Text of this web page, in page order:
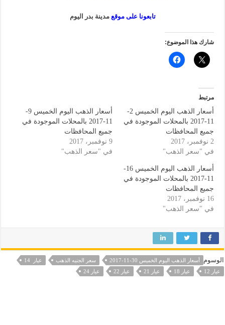
تابعونا على موقع مدينة بدر اليوم
شارك هذا الموضوع:
مرتبط
أسعار الذهب اليوم الخميس 2-
11-2017 بالمحلات الموجودة في
جميع المحافظات
2 نوفمبر، 2017
في "سعر الذهب"
أسعار الذهب اليوم الخميس 9-
11-2017 بالمحلات الموجودة في
جميع المحافظات
9 نوفمبر، 2017
في "سعر الذهب"
أسعار الذهب اليوم الخميس 16-
11-2017 بالمحلات الموجودة في
جميع المحافظات
16 نوفمبر، 2017
في "سعر الذهب"
الوسوم أسعار الذهب اليوم الخميس 30-11-2017 سعر الجنيه الذهب
عيار 14
عيار 12
عيار 18 عيار 21 عيار 22 عيار 24